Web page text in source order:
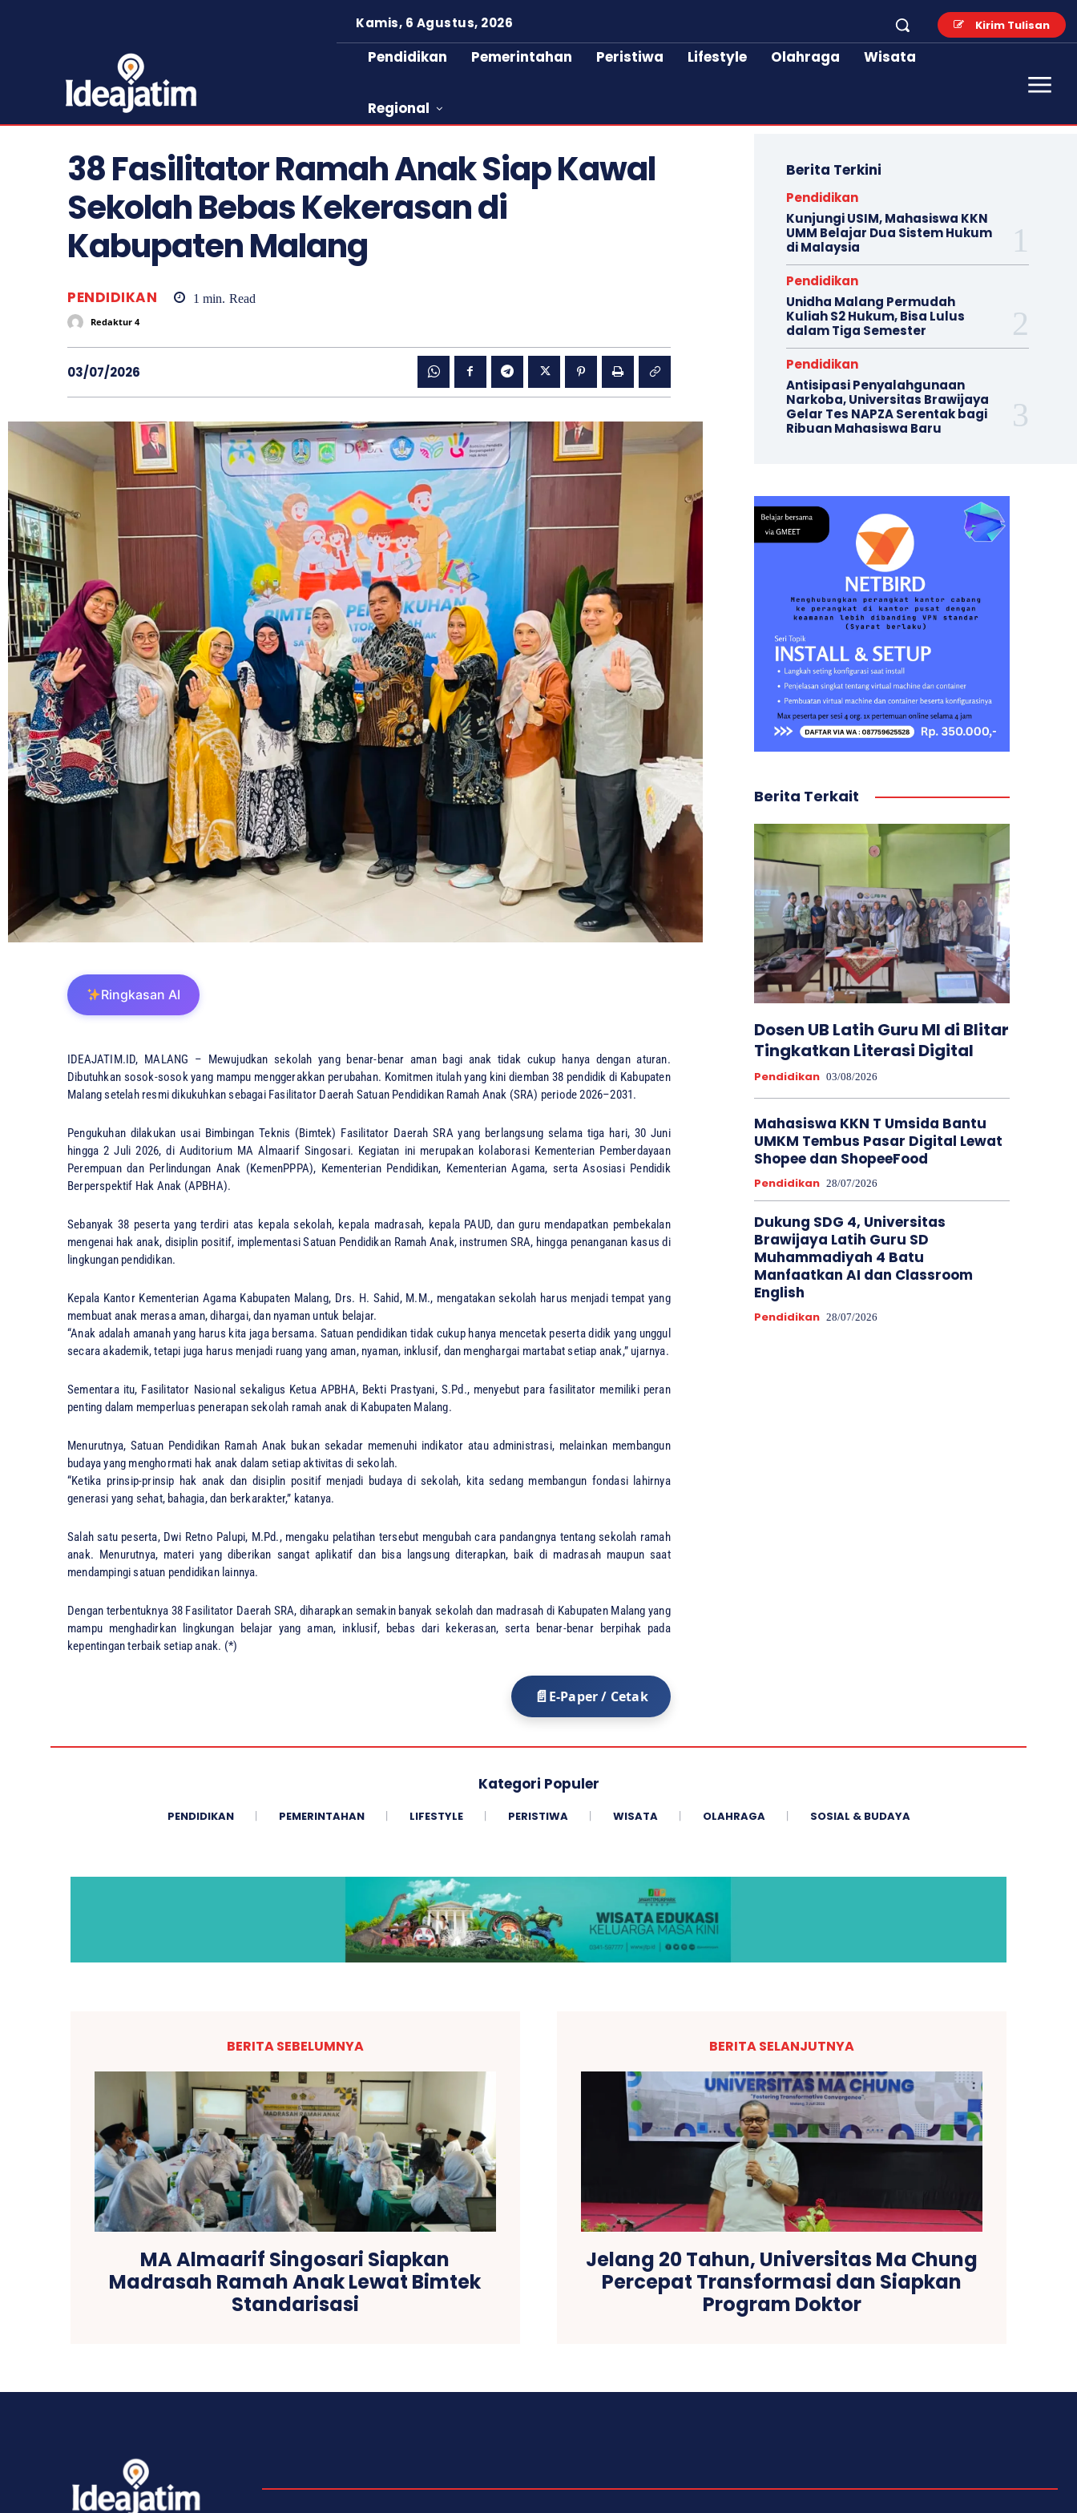
Kirim Tulisan
Kamis, 6 Agustus, 2026
Pendidikan Pemerintahan Peristiwa Lifestyle Olahraga Wisata
Regional
38 Fasilitator Ramah Anak Siap Kawal
Sekolah Bebas Kekerasan di
Kabupaten Malang
PENDIDIKAN 1 min. Read
Redaktur 4
03/07/2026
Ringkasan AI
IDEAJATIM.ID, MALANG – Mewujudkan sekolah yang benar-benar aman bagi anak tidak cukup hanya dengan aturan.
Dibutuhkan sosok-sosok yang mampu menggerakkan perubahan. Komitmen itulah yang kini diemban 38 pendidik di Kabupaten
Malang setelah resmi dikukuhkan sebagai Fasilitator Daerah Satuan Pendidikan Ramah Anak (SRA) periode 2026–2031.
Pengukuhan dilakukan usai Bimbingan Teknis (Bimtek) Fasilitator Daerah SRA yang berlangsung selama tiga hari, 30 Juni
hingga 2 Juli 2026, di Auditorium MA Almaarif Singosari. Kegiatan ini merupakan kolaborasi Kementerian Pemberdayaan
Perempuan dan Perlindungan Anak (KemenPPPA), Kementerian Pendidikan, Kementerian Agama, serta Asosiasi Pendidik
Berperspektif Hak Anak (APBHA).
Sebanyak 38 peserta yang terdiri atas kepala sekolah, kepala madrasah, kepala PAUD, dan guru mendapatkan pembekalan
mengenai hak anak, disiplin positif, implementasi Satuan Pendidikan Ramah Anak, instrumen SRA, hingga penanganan kasus di
lingkungan pendidikan.
Kepala Kantor Kementerian Agama Kabupaten Malang, Drs. H. Sahid, M.M., mengatakan sekolah harus menjadi tempat yang
membuat anak merasa aman, dihargai, dan nyaman untuk belajar.
“Anak adalah amanah yang harus kita jaga bersama. Satuan pendidikan tidak cukup hanya mencetak peserta didik yang unggul
secara akademik, tetapi juga harus menjadi ruang yang aman, nyaman, inklusif, dan menghargai martabat setiap anak,” ujarnya.
Sementara itu, Fasilitator Nasional sekaligus Ketua APBHA, Bekti Prastyani, S.Pd., menyebut para fasilitator memiliki peran
penting dalam memperluas penerapan sekolah ramah anak di Kabupaten Malang.
Menurutnya, Satuan Pendidikan Ramah Anak bukan sekadar memenuhi indikator atau administrasi, melainkan membangun
budaya yang menghormati hak anak dalam setiap aktivitas di sekolah.
“Ketika prinsip-prinsip hak anak dan disiplin positif menjadi budaya di sekolah, kita sedang membangun fondasi lahirnya
generasi yang sehat, bahagia, dan berkarakter,” katanya.
Salah satu peserta, Dwi Retno Palupi, M.Pd., mengaku pelatihan tersebut mengubah cara pandangnya tentang sekolah ramah
anak. Menurutnya, materi yang diberikan sangat aplikatif dan bisa langsung diterapkan, baik di madrasah maupun saat
mendampingi satuan pendidikan lainnya.
Dengan terbentuknya 38 Fasilitator Daerah SRA, diharapkan semakin banyak sekolah dan madrasah di Kabupaten Malang yang
mampu menghadirkan lingkungan belajar yang aman, inklusif, bebas dari kekerasan, serta benar-benar berpihak pada
kepentingan terbaik setiap anak. (*)
E-Paper / Cetak
Berita Terkini
Pendidikan
Kunjungi USIM, Mahasiswa KKN
UMM Belajar Dua Sistem Hukum
di Malaysia
Pendidikan
Unidha Malang Permudah
Kuliah S2 Hukum, Bisa Lulus
dalam Tiga Semester
Pendidikan
Antisipasi Penyalahgunaan
Narkoba, Universitas Brawijaya
Gelar Tes NAPZA Serentak bagi
Ribuan Mahasiswa Baru
Berita Terkait
Dosen UB Latih Guru MI di Blitar
Tingkatkan Literasi Digital
Pendidikan 03/08/2026
Mahasiswa KKN T Umsida Bantu
UMKM Tembus Pasar Digital Lewat
Shopee dan ShopeeFood
Pendidikan 28/07/2026
Dukung SDG 4, Universitas
Brawijaya Latih Guru SD
Muhammadiyah 4 Batu
Manfaatkan AI dan Classroom
English
Pendidikan 28/07/2026
Kategori Populer
PENDIDIKAN PEMERINTAHAN LIFESTYLE PERISTIWA WISATA OLAHRAGA SOSIAL & BUDAYA
BERITA SEBELUMNYA
MA Almaarif Singosari Siapkan
Madrasah Ramah Anak Lewat Bimtek
Standarisasi
BERITA SELANJUTNYA
Jelang 20 Tahun, Universitas Ma Chung
Percepat Transformasi dan Siapkan
Program Doktor